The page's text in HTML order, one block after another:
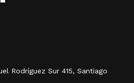
Rodríguez Sur 415, Santiago